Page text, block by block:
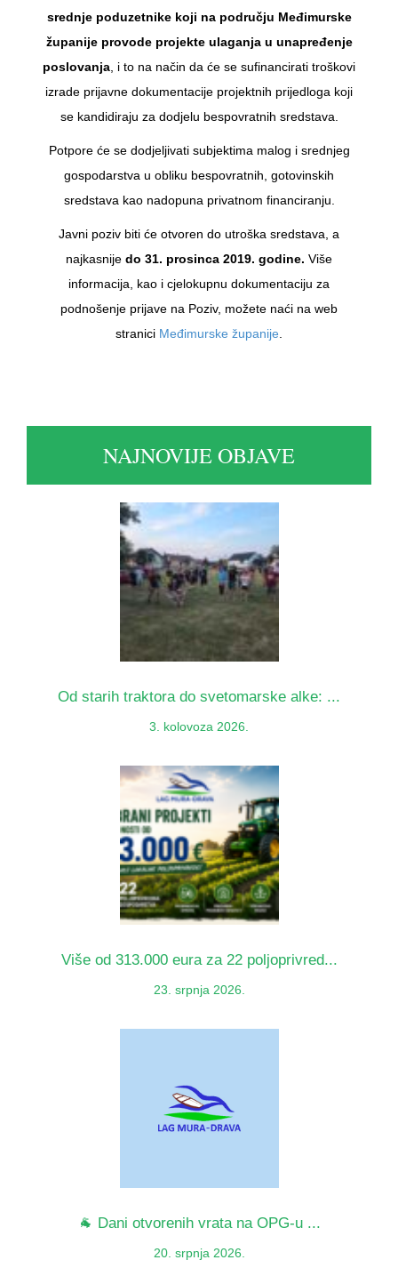
srednje poduzetnike koji na području Međimurske
županije provode projekte ulaganja u unapređenje
poslovanja , i to na način da će se sufinancirati troškovi
izrade prijavne dokumentacije projektnih prijedloga koji
se kandidiraju za dodjelu bespovratnih sredstava.
Potpore će se dodjeljivati subjektima malog i srednjeg
gospodarstva u obliku bespovratnih, gotovinskih
sredstava kao nadopuna privatnom financiranju.
Javni poziv biti će otvoren do utroška sredstava, a
najkasnije do 31. prosinca 2019. godine. Više
informacija, kao i cjelokupnu dokumentaciju za
podnošenje prijave na Poziv, možete naći na web
stranici Međimurske županije
NAJNOVIJE OBJAVE
Od starih traktora do svetomarske alke: ...
3. kolovoza 2026.
Više od 313.000 eura za 22 poljoprivred...
23. srpnja 2026.
🐐 Dani otvorenih vrata na OPG-u ...
20. srpnja 2026.